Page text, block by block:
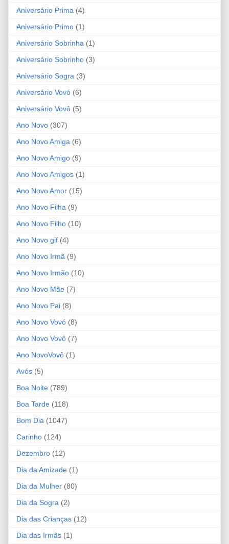
Aniversário Prima (4)
Aniversário Primo (1)
Aniversário Sobrinha (1)
Aniversário Sobrinho (3)
Aniversário Sogra (3)
Aniversário Vovó (6)
Aniversário Vovô (5)
Ano Novo (307)
Ano Novo Amiga (6)
Ano Novo Amigo (9)
Ano Novo Amigos (1)
Ano Novo Amor (15)
Ano Novo Filha (9)
Ano Novo Filho (10)
Ano Novo gif (4)
Ano Novo Irmã (9)
Ano Novo Irmão (10)
Ano Novo Mãe (7)
Ano Novo Pai (8)
Ano Novo Vovó (8)
Ano Novo Vovô (7)
Ano NovoVovô (1)
Avós (5)
Boa Noite (789)
Boa Tarde (118)
Bom Dia (1047)
Carinho (124)
Dezembro (12)
Dia da Amizade (1)
Dia da Mulher (80)
Dia da Sogra (2)
Dia das Crianças (12)
Dia das Irmãs (1)